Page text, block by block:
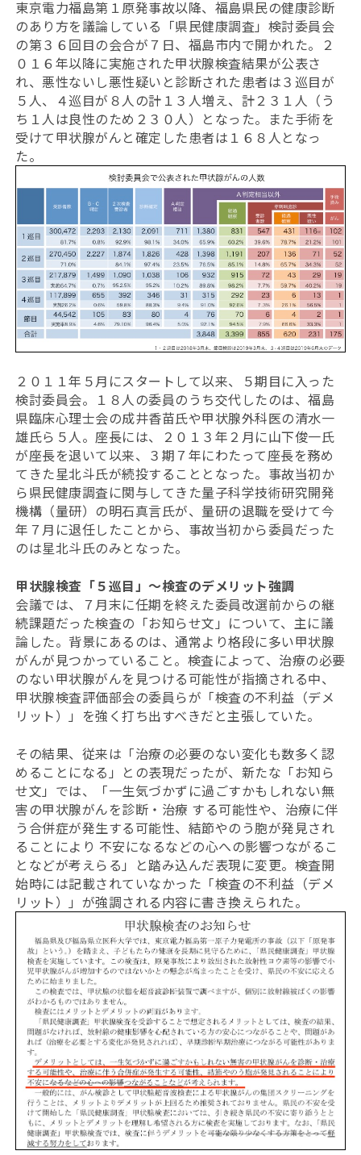
東京電力福島第１原発事故以降、福島県民の健康診断
のあり方を議論している「県民健康調査」検討委員会
の第３６回目の会合が７日、福島市内で開かれた。２
０１６年以降に実施された甲状腺検査結果が公表さ
れ、悪性ないし悪性疑いと診断された患者は３巡目が
５人、４巡目が８人の計１３人増え、計２３１人（う
ち１人は良性のため２３０人）となった。また手術を
受けて甲状腺がんと確定した患者は１６８人となっ
た。
２０１１年５月にスタートして以来、５期目に入った
検討委員会。１８人の委員のうち交代したのは、福島
県臨床心理士会の成井香苗氏や甲状腺外科医の清水一
雄氏ら５人。座長には、２０１３年２月に山下俊一氏
が座長を退いて以来、３期７年にわたって座長を務め
てきた星北斗氏が続投することとなった。事故当初か
ら県民健康調査に関与してきた量子科学技術研究開発
機構（量研）の明石真言氏が、量研の退職を受けて今
年７月に退任したことから、事故当初から委員だった
のは星北斗氏のみとなった。
甲状腺検査「５巡目」〜検査のデメリット強調
会議では、７月末に任期を終えた委員改選前からの継
続課題だった検査の「お知らせ文」について、主に議
論した。背景にあるのは、通常より格段に多い甲状腺
がんが見つかっていること。検査によって、治療の必要
のない甲状腺がんを見つける可能性が指摘される中、
甲状腺検査評価部会の委員らが「検査の不利益（デメ
リット）」を強く打ち出すべきだと主張していた。
その結果、従来は「治療の必要のない変化も数多く認
めることになる」との表現だったが、新たな「お知ら
せ文」では、「一生気づかずに過ごすかもしれない無
害の甲状腺がんを診断・治療 する可能性や、治療に伴
う合併症が発生する可能性、結節やのう胞が発見され
ることにより 不安になるなどの心への影響つながるこ
となどが考えらる」と踏み込んだ表現に変更。検査開
始時には記載されていなかった「検査の不利益（デメ
リット）」が強調される内容に書き換えられた。